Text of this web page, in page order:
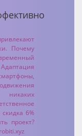
Почему
6%
проект?